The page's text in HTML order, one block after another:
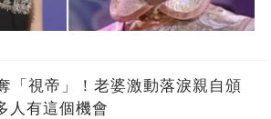
「視帝」！老婆激動落淚親自頒
人有這個機會